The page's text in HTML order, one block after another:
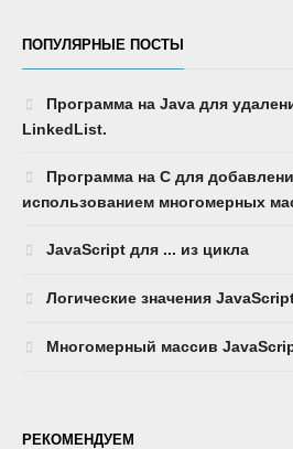
ПОПУЛЯРНЫЕ ПОСТЫ
Программа на Java для
LinkedList.
Программа на C для
использованием многомерных
JavaScript для ... из цикла
Логические значения
Многомерный массив
РЕКОМЕНДУЕМ